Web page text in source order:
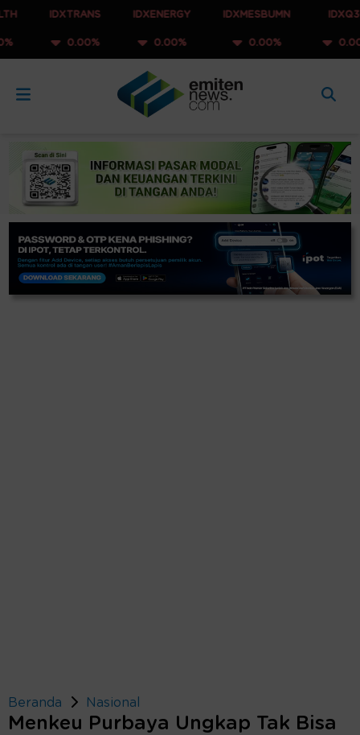
IDXTRANS
0.00%
IDXENERGY
0.00%
IDXMESBUMN
0.00% 0.00%
Beranda Nasional
Menkeu Purbaya Ungkap Tak Bisa